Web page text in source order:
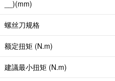
__)(mm)
螺丝刀规格
额定扭矩 (N.m)
建議最小扭矩 (N.m)